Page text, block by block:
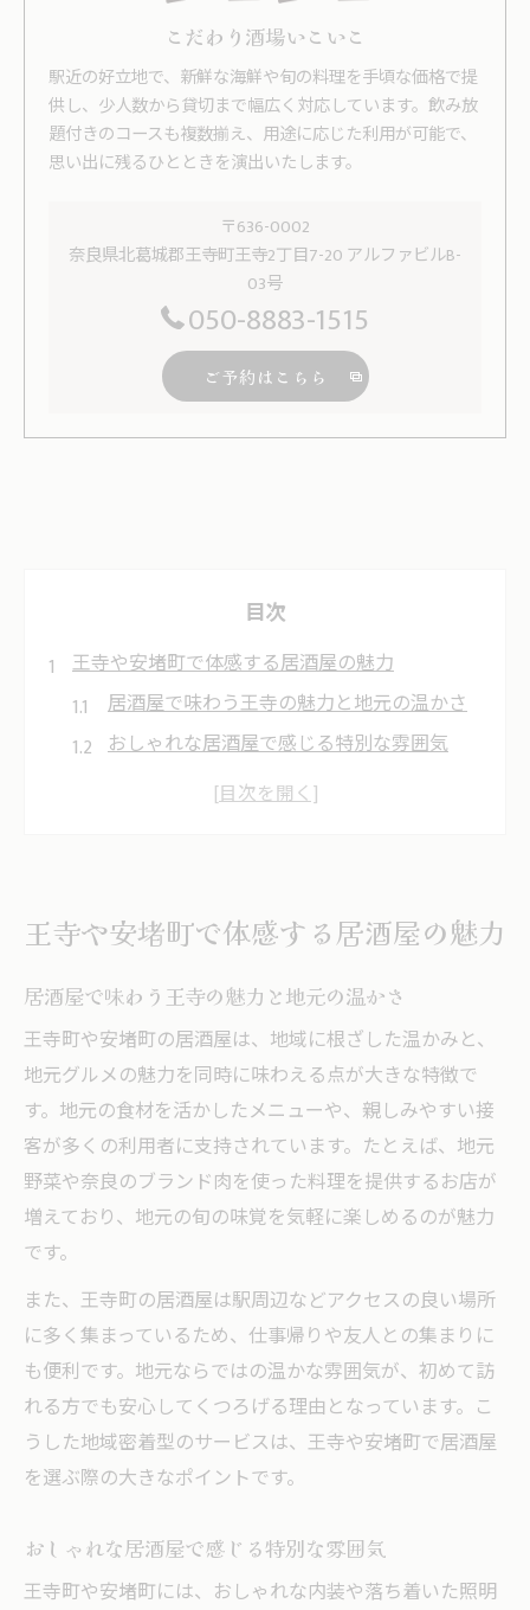
こだわり酒場いこいこ
駅近の好立地で、新鮮な海鮮や旬の料理を手頃な価格で提
供し、少人数から貸切まで幅広く対応しています。飲み放
題付きのコースも複数揃え、用途に応じた利用が可能で、
思い出に残るひとときを演出いたします。
〒636-0002
奈良県北葛城郡王寺町王寺2丁目7-20 アルファビルB-
03号
050-8883-1515
ご予約はこちら
目次
王寺や安堵町で体感する居酒屋の魅力
居酒屋で味わう王寺の魅力と地元の温かさ
おしゃれな居酒屋で感じる特別な雰囲気
串焼きやもつ鍋で居酒屋の定番を満喫
居酒屋で週末限定の地元グルメを堪能
飲み放題で楽しむ居酒屋の週末活用法
おすすめ居酒屋で味わう王寺のご当地料理
おしゃれな空間で過ごす週末の贅沢時間
安い居酒屋の選び方と地元グルメの魅力
居酒屋を選ぶならアクセスの良さに注目
駅近の居酒屋が人気の理由と選び方
アクセス便利な居酒屋で快適なひとときを
個室あり居酒屋のアクセス比較ポイント
王寺居酒屋ランキングに見る立地の強み
通な視点で味わう奈良エリアの居酒屋体験
居酒屋を通して知る奈良エリアの奥深さ
ランキング常連の居酒屋で通な楽しみ方
おしゃれな居酒屋で過ごす特別な夜を提案
奈良エリアで人気の居酒屋おすすめ活用術
王寺や安堵町で体感する居酒屋の魅力
居酒屋で味わう王寺の魅力と地元の温かさ
王寺町や安堵町の居酒屋は、地域に根ざした温かみと、
地元グルメの魅力を同時に味わえる点が大きな特徴で
す。地元の食材を活かしたメニューや、親しみやすい接
客が多くの利用者に支持されています。たとえば、地元
野菜や奈良のブランド肉を使った料理を提供するお店が
増えており、地元の旬の味覚を気軽に楽しめるのが魅力
です。
また、王寺町の居酒屋は駅周辺などアクセスの良い場所
に多く集まっているため、仕事帰りや友人との集まりに
も便利です。地元ならではの温かな雰囲気が、初めて訪
れる方でも安心してくつろげる理由となっています。こ
うした地域密着型のサービスは、王寺や安堵町で居酒屋
を選ぶ際の大きなポイントです。
おしゃれな居酒屋で感じる特別な雰囲気
王寺町や安堵町には、おしゃれな内装や落ち着いた照明